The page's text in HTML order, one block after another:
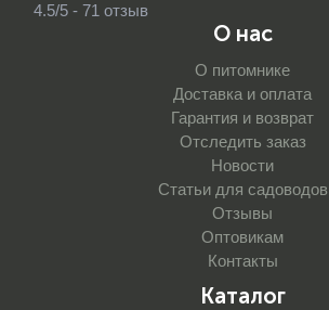
4.5/5 - 71 отзыв
О нас
О питомнике
Доставка и оплата
Гарантия и возврат
Отследить заказ
Новости
Статьи для садоводов
Отзывы
Оптовикам
Контакты
Каталог